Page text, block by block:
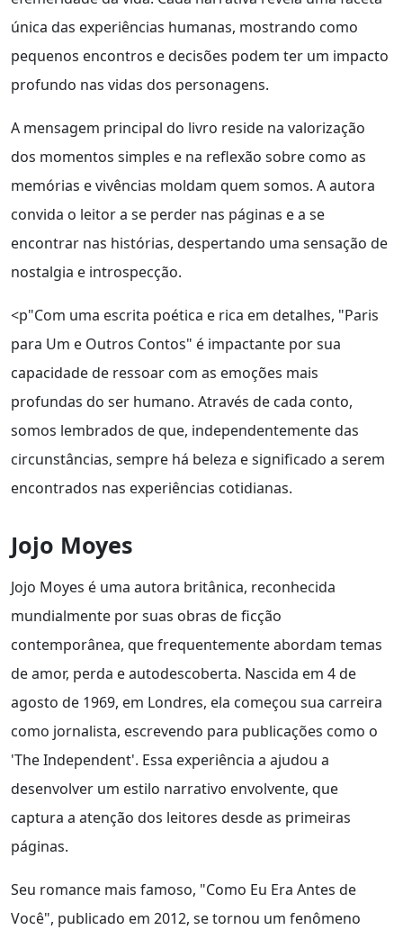
única das experiências humanas, mostrando como
pequenos encontros e decisões podem ter um impacto
profundo nas vidas dos personagens.
A mensagem principal do livro reside na valorização
dos momentos simples e na reflexão sobre como as
memórias e vivências moldam quem somos. A autora
convida o leitor a se perder nas páginas e a se
encontrar nas histórias, despertando uma sensação de
nostalgia e introspecção.
<p"Com uma escrita poética e rica em detalhes, "Paris
para Um e Outros Contos" é impactante por sua
capacidade de ressoar com as emoções mais
profundas do ser humano. Através de cada conto,
somos lembrados de que, independentemente das
circunstâncias, sempre há beleza e significado a serem
encontrados nas experiências cotidianas.
Jojo Moyes
Jojo Moyes é uma autora britânica, reconhecida
mundialmente por suas obras de ficção
contemporânea, que frequentemente abordam temas
de amor, perda e autodescoberta. Nascida em 4 de
agosto de 1969, em Londres, ela começou sua carreira
como jornalista, escrevendo para publicações como o
'The Independent'. Essa experiência a ajudou a
desenvolver um estilo narrativo envolvente, que
captura a atenção dos leitores desde as primeiras
páginas.
Seu romance mais famoso, "Como Eu Era Antes de
Você", publicado em 2012, se tornou um fenômeno